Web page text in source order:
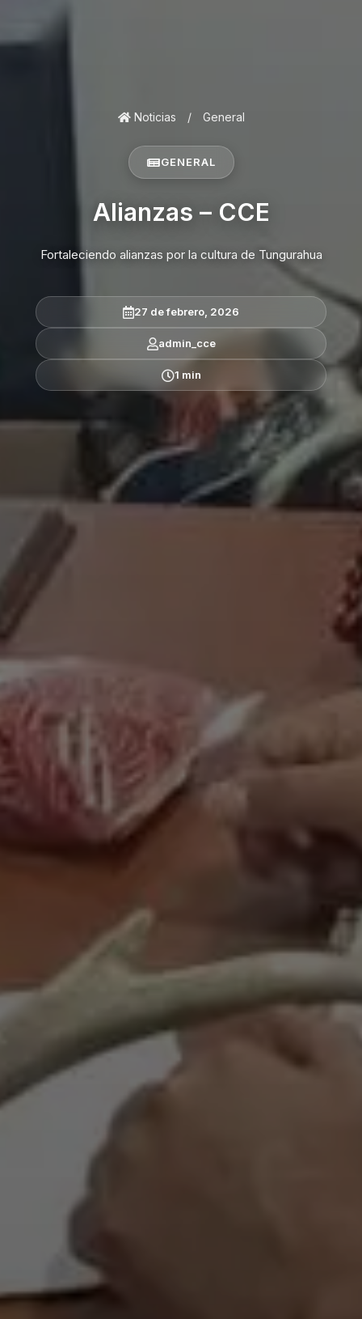
Noticias / General
GENERAL
Alianzas – CCE
Fortaleciendo alianzas por la cultura de Tungurahua
27 de febrero, 2026
admin_cce
1 min